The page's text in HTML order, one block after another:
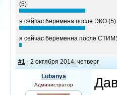
(5)
я сейчас беремена после ЭКО (5)
я сейчас беременна после
#1 - 2 октября 2014, четверг
Lubanya
Администратор